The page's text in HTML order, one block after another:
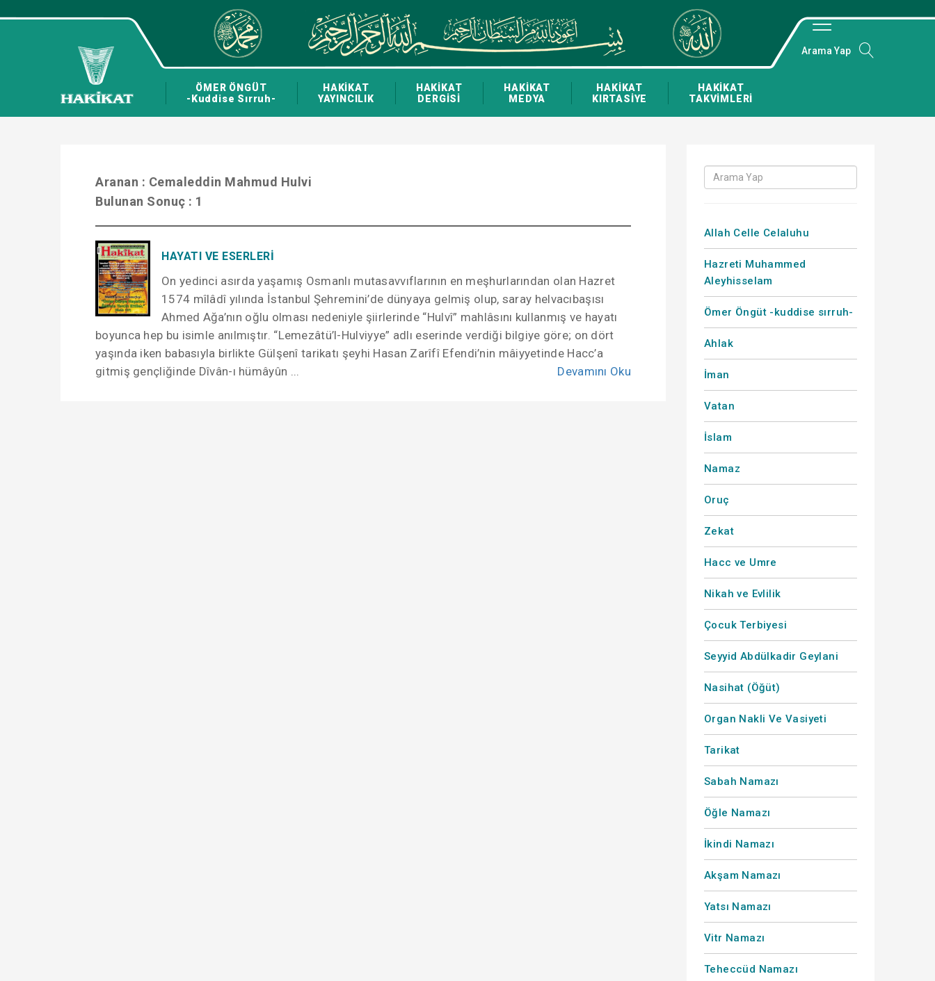
ÖMER ÖNGÜT
-Kuddise Sırruh-
HAKİKAT
YAYINCILIK
HAKİKAT
DERGİSİ
HAKİKAT
MEDYA
HAKİKAT
KIRTASİYE
HAKİKAT
TAKVİMLERİ
Arama Yap
Aranan : Cemaleddin Mahmud Hulvi
Bulunan Sonuç : 1
HAYATI VE ESERLERİ
On yedinci asırda yaşamış Osmanlı mutasavvıflarının en meşhurlarından olan Hazret
1574 mîlâdî yılında İstanbul Şehremini’de dünyaya gelmiş olup, saray helvacıbaşısı
Ahmed Ağa’nın oğlu olması nedeniyle şiirlerinde “Hulvî” mahlâsını kullanmış ve hayatı
boyunca hep bu isimle anılmıştır. “Lemezâtü’l-Hulviyye” adlı eserinde verdiği bilgiye göre; on dört
yaşında iken babasıyla birlikte Gülşenî tarikatı şeyhi Hasan Zarîfî Efendi’nin mâiyyetinde Hacc’a
gitmiş gençliğinde Dîvân-ı hümâyûn ...
Devamını Oku
Allah Celle Celaluhu
Hazreti Muhammed
Aleyhisselam
Ömer Öngüt -kuddise sırruh-
Ahlak
İman
Vatan
İslam
Namaz
Oruç
Zekat
Hacc ve Umre
Nikah ve Evlilik
Çocuk Terbiyesi
Seyyid Abdülkadir Geylani
Nasihat (Öğüt)
Organ Nakli Ve Vasiyeti
Tarikat
Sabah Namazı
Öğle Namazı
İkindi Namazı
Akşam Namazı
Yatsı Namazı
Vitr Namazı
Teheccüd Namazı